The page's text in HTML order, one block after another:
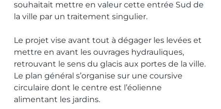
souhaitait mettre en valeur cette entrée Sud de
la ville par un traitement singulier.
Le projet vise avant tout à dégager les levées et
mettre en avant les ouvrages hydrauliques,
retrouvant le sens du glacis aux portes de la ville.
Le plan général s’organise sur une coursive
circulaire dont le centre est l’éolienne
alimentant les jardins.